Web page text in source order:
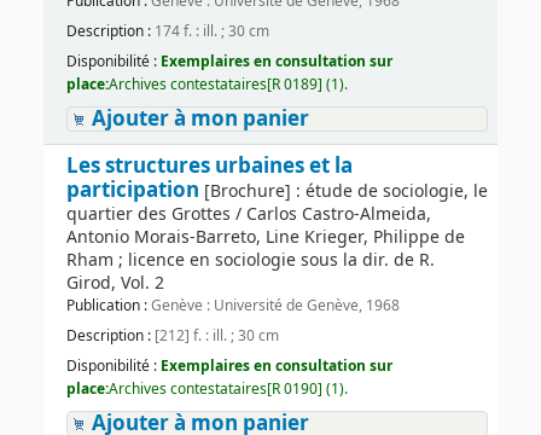
Description : 174 f. : ill. ; 30 cm
Disponibilité : Exemplaires en consultation sur
place:Archives contestataires[R 0189] (1).
Ajouter à mon panier
Les structures urbaines et la
participation [Brochure] : étude de sociologie, le
quartier des Grottes / Carlos Castro-Almeida,
Antonio Morais-Barreto, Line Krieger, Philippe de
Rham ; licence en sociologie sous la dir. de R.
Girod, Vol. 2
Publication :Genève : Université de Genève, 1968
Description : [212] f. : ill. ; 30 cm
Disponibilité : Exemplaires en consultation sur
place:Archives contestataires[R 0190] (1).
Ajouter à mon panier